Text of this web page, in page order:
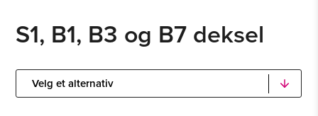
S1, B1, B3 og B7 deksel